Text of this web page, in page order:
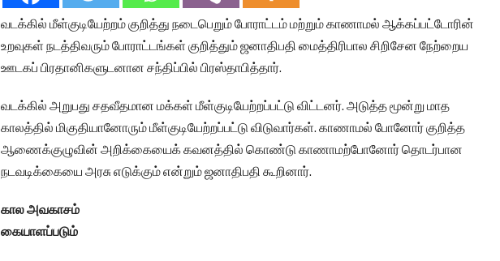
வடக்கில் மீள்குடியேற்றம் குறித்து நடைபெறும் போராட்டம் மற்றும் காணாமல் ஆக்கப்பட்டோரின்
உறவுகள் நடத்திவரும் போராட்டங்கள் குறித்தும் ஜனாதிபதி மைத்திரிபால சிறிசேன நேற்றைய
ஊடகப் பிரதானிகளுடனான சந்திப்பில் பிரஸ்தாபித்தார்.
வடக்கில் அறுபது சதவீதமான மக்கள் மீள்குடியேற்றப்பட்டு விட்டனர். அடுத்த மூன்று மாத
காலத்தில் மிகுதியானோரும் மீள்குடியேற்றப்பட்டு விடுவார்கள். காணாமல் போனோர் குறித்த
ஆணைக்குழுவின் அறிக்கையைக் கவனத்தில் கொண்டு காணாமற்போனோர் தொடர்பான
நடவடிக்கையை அரசு எடுக்கும் என்றும் ஜனாதிபதி கூறினார்.
கால அவகாசம்
கையாளப்படும்